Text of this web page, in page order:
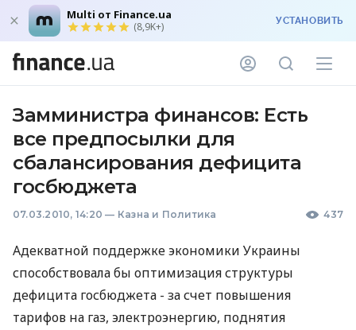
Multi от Finance.ua
(8,9K+) УСТАНОВИТЬ
Замминистра финансов: Есть
все предпосылки для
сбалансирования дефицита
госбюджета
07.03.2010, 14:20 — Казна и Политика 437
Адекватной поддержке экономики Украины
способствовала бы оптимизация структуры
дефицита госбюджета - за счет повышения
тарифов на газ, электроэнергию, поднятия